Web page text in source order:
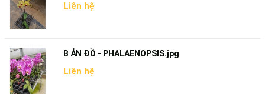
Liên hệ
B ẢN ĐỒ - PHALAENOPSIS.jpg
Liên hệ